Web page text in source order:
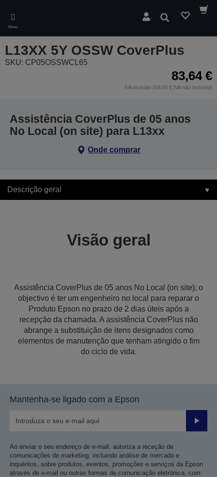
main
content
Menu
Pesquisar
L13XX 5Y OSSW CoverPlus
SKU: CP05OSSWCL65
83,64 €
IVA incluído (68,00 € IVA não incluído)
Assistência CoverPlus de 05 anos
No Local (on site) para L13xx
Onde comprar
Descrição geral
Visão geral
Assistência CoverPlus de 05 anos No Local (on site); o
objectivo é ter um engenheiro no local para reparar o
Produto Epson no prazo de 2 dias úteis após a
recepção da chamada. A assistência CoverPlus não
abrange a substituição de itens designados como
elementos de manutenção que tenham atingido o fim
do ciclo de vida.
Mantenha-se ligado com a Epson
Enviar
Ao enviar o seu endereço de e-mail, autoriza a receção de
comunicações de marketing, incluindo análise de mercado e
inquéritos, sobre produtos, eventos, promoções e serviços da Epson
através de e-mail ou outras formas de comunicação eletrónica, com